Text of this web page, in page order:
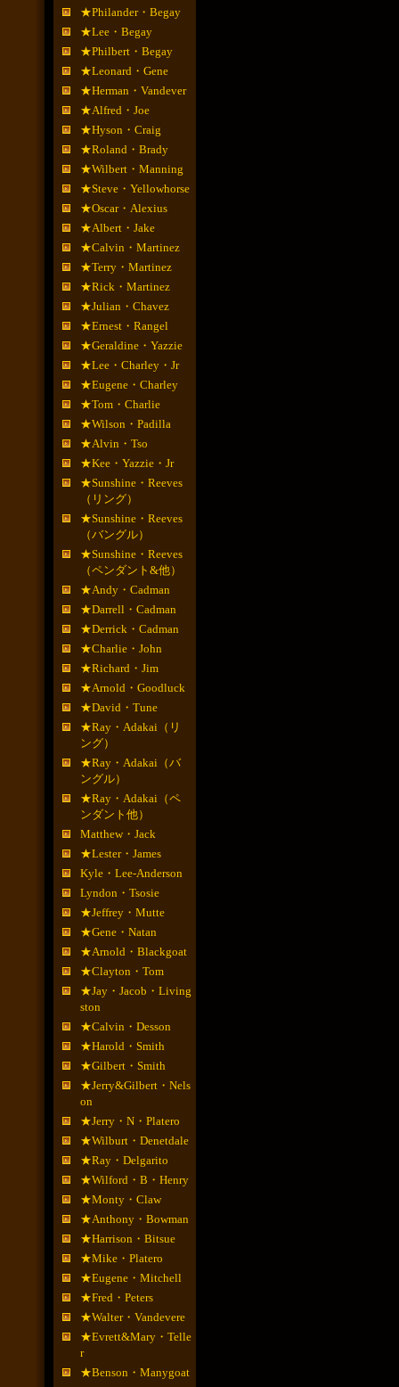
★Philander・Begay
★Lee・Begay
★Philbert・Begay
★Leonard・Gene
★Herman・Vandever
★Alfred・Joe
★Hyson・Craig
★Roland・Brady
★Wilbert・Manning
★Steve・Yellowhorse
★Oscar・Alexius
★Albert・Jake
★Calvin・Martinez
★Terry・Martinez
★Rick・Martinez
★Julian・Chavez
★Ernest・Rangel
★Geraldine・Yazzie
★Lee・Charley・Jr
★Eugene・Charley
★Tom・Charlie
★Wilson・Padilla
★Alvin・Tso
★Kee・Yazzie・Jr
★Sunshine・Reeves
（リング）
★Sunshine・Reeves
（バングル）
★Sunshine・Reeves
（ペンダント&他）
★Andy・Cadman
★Darrell・Cadman
★Derrick・Cadman
★Charlie・John
★Richard・Jim
★Arnold・Goodluck
★David・Tune
★Ray・Adakai（リ
ング）
★Ray・Adakai（バ
ングル）
★Ray・Adakai（ペ
ンダント他）
Matthew・Jack
★Lester・James
Kyle・Lee-Anderson
Lyndon・Tsosie
★Jeffrey・Mutte
★Gene・Natan
★Arnold・Blackgoat
★Clayton・Tom
★Jay・Jacob・Living
ston
★Calvin・Desson
★Harold・Smith
★Gilbert・Smith
★Jerry&Gilbert・Nels
on
★Jerry・N・Platero
★Wilburt・Denetdale
★Ray・Delgarito
★Wilford・B・Henry
★Monty・Claw
★Anthony・Bowman
★Harrison・Bitsue
★Mike・Platero
★Eugene・Mitchell
★Fred・Peters
★Walter・Vandevere
★Evrett&Mary・Telle
r
★Benson・Manygoat